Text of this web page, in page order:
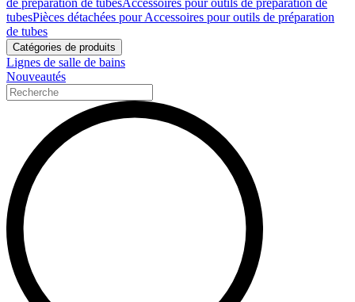
de préparation de tubesAccessoires pour outils de préparation de
tubesPièces détachées pour Accessoires pour outils de préparation
de tubes
Catégories de produits
Lignes de salle de bains
Nouveautés